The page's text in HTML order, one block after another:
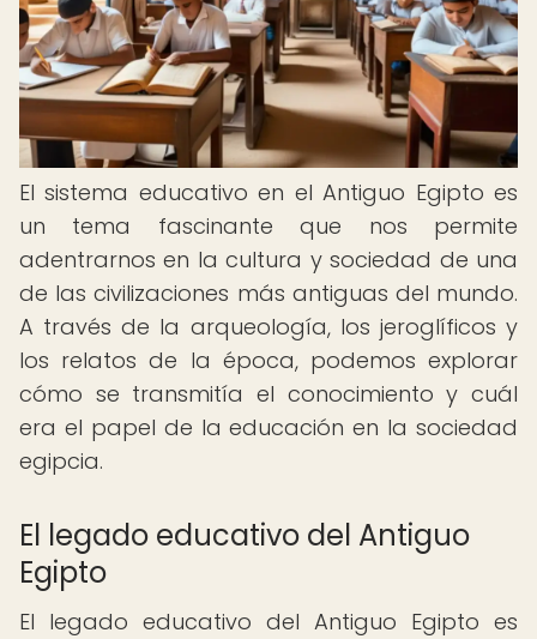
El sistema educativo en el Antiguo Egipto es
un tema fascinante que nos permite
adentrarnos en la cultura y sociedad de una
de las civilizaciones más antiguas del mundo.
A través de la arqueología, los jeroglíficos y
los relatos de la época, podemos explorar
cómo se transmitía el conocimiento y cuál
era el papel de la educación en la sociedad
egipcia.
El legado educativo del Antiguo
Egipto
El legado educativo del Antiguo Egipto es